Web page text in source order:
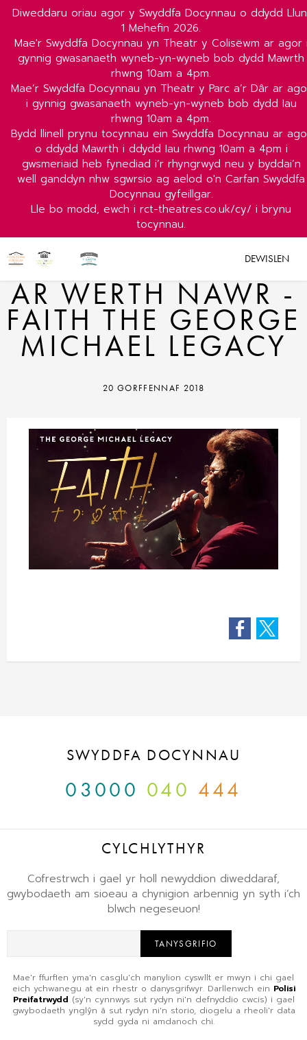
Diweddaru oriau agor y Swyddfa Docynnau o ddydd
1 Mehefin 2026.
Mae'r Swyddfa Docynnau yn Theatr y Colisëwm ar agor
gynnig gwasanaeth wyneb-yn-wyneb bob dydd Mawrth
rhwng 10am a 4pm.
Mae’r Swyddfa Docynnau yn Theatr y Parc a’r Dâr ar
i gynnig gwasanaeth wyneb-yn-wyneb bob dydd Iau
rhwng 10am a 4pm.
Bydd llinell prynu tocynnau ein Swyddfa Docynnau ar
o ddydd Mawrth i ddydd Iau rhwng 10am a 4pm i
gwsmeriaid heb fynediad i’r rhyngrwyd neu y byddai’n
well ganddyn nhw sgwrsio ag aelod o'n Carfan Swyddfa
Docynnau gyfeillgar.
Lle bo modd, ewch i rct-theatres.co.uk/cy/ i brynu
tocynnau.
DEWISLEN
AR WERTH NAWR -
FAITH THE GEORGE
MICHAEL LEGACY
20 GORFFENNAF 2018
Facebook
SWYDDFA DOCYNNAU
03000 040 444
CYLCHLYTHYR
Cofrestrwch i gael yr holl newyddion diweddaraf,
gwybodaeth am sioeau a chynigion arbennig yn syth i’ch
blwch negeseuon!
TANYSGRIFIO
Mae'r ffurflen yma'n casglu'ch manylion cyswllt er mwyn i chi gael
eich ychwanegu at ein rhestr o danysgrifwyr. Darllenwch ein Polisi
Preifatrwydd (sy'n cynnwys sut rydyn ni'n defnyddio cwcis) i gael
gwybodaeth ynglŷn â sut rydyn ni'n storio, diogelu a rheoli'r data
sydd gyda ni amdanoch chi.